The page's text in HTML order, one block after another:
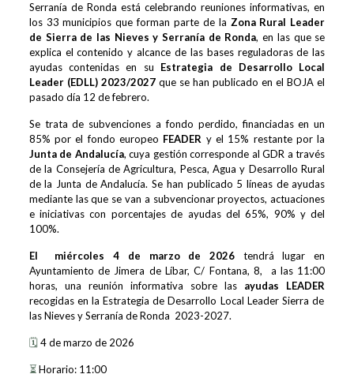
Serranía de Ronda está celebrando reuniones informativas, en
los 33 municipios que forman parte de la Zona Rural Leader
de Sierra de las Nieves y Serranía de Ronda, en las que se
explica el contenido y alcance de las bases reguladoras de las
ayudas contenidas en su Estrategia de Desarrollo Local
Leader (EDLL) 2023/2027que se han publicado en el BOJA el
pasado día 12 de febrero.
Se trata de subvenciones a fondo perdido, financiadas en un
85% por el fondo europeo FEADER y el 15% restante por la
Junta de Andalucía, cuya gestión corresponde al GDR a través
de la Consejería de Agricultura, Pesca, Agua y Desarrollo Rural
de la Junta de Andalucía. Se han publicado 5 líneas de ayudas
mediante las que se van a subvencionar proyectos, actuaciones
e iniciativas con porcentajes de ayudas del 65%, 90% y del
100%.
El miércoles 4 de marzo de 2026tendrá lugar en
Ayuntamiento de Jimera de Líbar, C/ Fontana, 8, a las 11:00
horas, una reunión informativa sobre las ayudas
LEADER
recogidas en la Estrategia de Desarrollo Local Leader Sierra de
las Nieves y Serranía de Ronda 2023-2027.
🗓️4 de marzo de 2026
⏳Horario: 11:00